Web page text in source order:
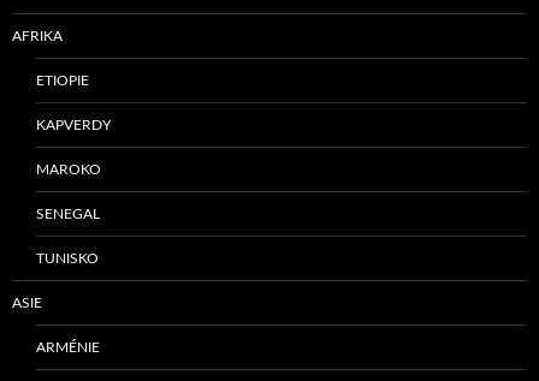
AFRIKA
ETIOPIE
KAPVERDY
MAROKO
SENEGAL
TUNISKO
ASIE
ARMÉNIE